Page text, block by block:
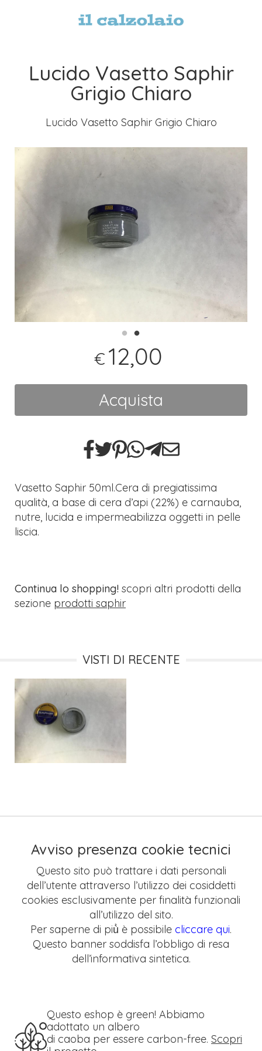
Lucido Vasetto Saphir
Grigio Chiaro
Lucido Vasetto Saphir Grigio Chiaro
€ 12,00
Acquista
Vasetto Saphir 50ml.Cera di pregiatissima
qualità, a base di cera d’api (22%) e carnauba,
nutre, lucida e impermeabilizza oggetti in pelle
liscia.
Continua lo shopping! scopri altri prodotti della
sezione prodotti saphir
VISTI DI RECENTE
Avviso presenza cookie tecnici
Questo sito può trattare i dati personali
dell’utente attraverso l’utilizzo dei cosiddetti
cookies esclusivamente per finalità funzionali
all’utilizzo del sito.
Per saperne di più̀ è possibile cliccare qui.
Questo banner soddisfa l’obbligo di resa
dell’informativa sintetica.
Questo eshop è green! Abbiamo
adottato un albero
di caoba per essere carbon-free. Scopri